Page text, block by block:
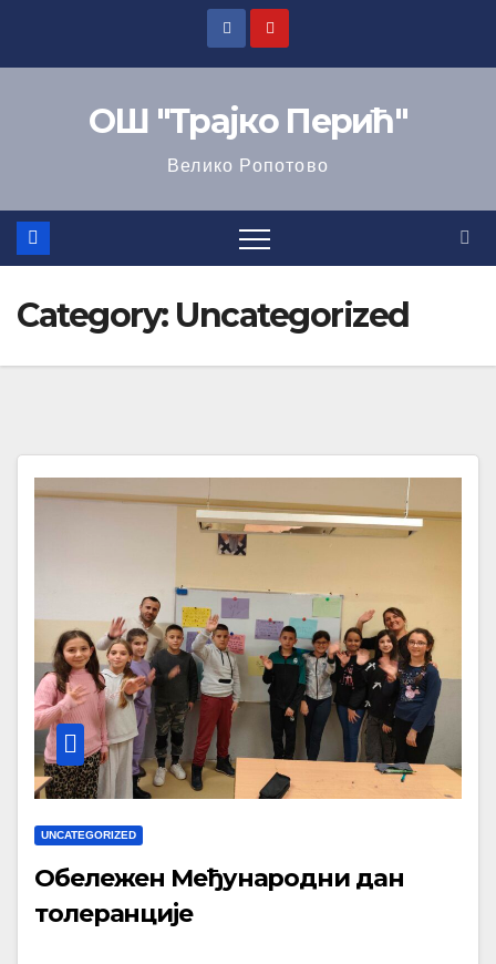
ОШ "Трајко Перић"
Велико Ропотово
Category: Uncategorized
UNCATEGORIZED
Обележен Међународни дан
толеранције